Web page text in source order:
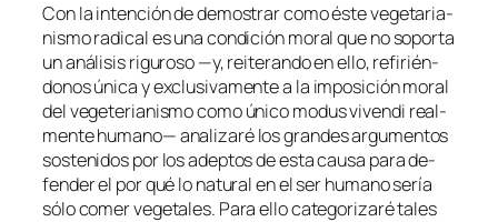
Con la in­ten­ción de de­mos­trar co­mo és­te ve­ge­ta­ria­
nis­mo ra­di­cal es una con­di­ción mo­ral que no so­por­ta
un aná­li­sis ri­gu­ro­so —y, reite­ran­do en ello, re­fi­rién­
do­nos úni­ca y ex­clu­si­va­men­te a la im­po­si­ción mo­ral
del ve­ge­te­ria­nis­mo co­mo úni­como­dus vi­ven­di real­
men­te hu­mano— ana­li­za­ré los gran­des ar­gu­men­tos
sos­te­ni­dos por los adep­tos de es­ta cau­sa pa­ra de­
fen­der el por qué lo na­tu­ral en el ser hu­mano se­ría
só­lo co­mer ve­ge­ta­les. Para ello ca­te­go­ri­za­ré ta­les